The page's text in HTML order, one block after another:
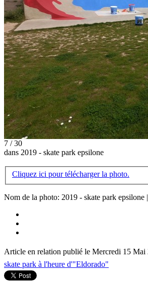
7 / 30
dans 2019 - skate park epsilone
Cliquez ici pour télécharger la photo.
Nom de la photo: 2019 - skate park
Article en relation publié le Mercredi 15 Mai
skate park à l'heure d'"Eldorado"